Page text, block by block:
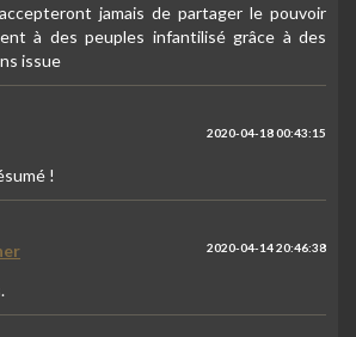
jamais de partager le pouvoir
à des peuples infantilisé grâce à des
issue
2020-04-18 00:43:15
!
2020-04-14 20:46:38